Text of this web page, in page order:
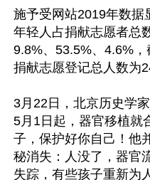
施予受网站2019年数据
年轻人占捐献志愿者总
9.8%、53.5%、4.6%
捐献志愿登记总人数为
3月22日，北京历史学
5月1日起，器官移植就
子，保护好你自己！他
秘消失：人没了，器官
失踪，有些孩子重新为